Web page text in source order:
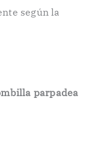
según la
parpadea